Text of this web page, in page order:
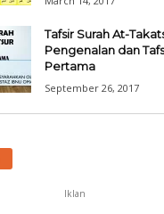
Tafsir Surah At-
Pengenalan dan
Pertama
September 26, 2017
Iklan